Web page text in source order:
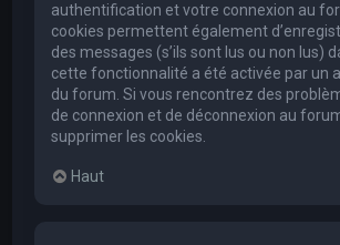
authentification et votre connexion au
cookies permettent également
des messages (s’ils sont lus ou non lus)
cette fonctionnalité a été activée par un
du forum. Si vous rencontrez des
de connexion et de déconnexion au
supprimer les cookies.
Haut